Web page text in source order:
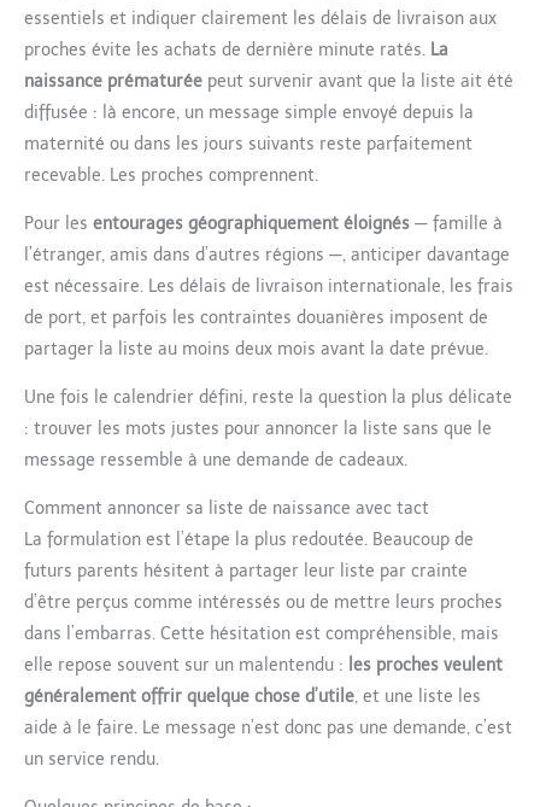
essentiels et indiquer clairement les délais de livraison aux
proches évite les achats de dernière minute ratés. La
naissance prématurée peut survenir avant que la liste ait été
diffusée : là encore, un message simple envoyé depuis la
maternité ou dans les jours suivants reste parfaitement
recevable. Les proches comprennent.
Pour les entourages géographiquement éloignés — famille à
l’étranger, amis dans d’autres régions —, anticiper davantage
est nécessaire. Les délais de livraison internationale, les frais
de port, et parfois les contraintes douanières imposent de
partager la liste au moins deux mois avant la date prévue.
Une fois le calendrier défini, reste la question la plus délicate
: trouver les mots justes pour annoncer la liste sans que le
message ressemble à une demande de cadeaux.
Comment annoncer sa liste de naissance avec tact
La formulation est l’étape la plus redoutée. Beaucoup de
futurs parents hésitent à partager leur liste par crainte
d’être perçus comme intéressés ou de mettre leurs proches
dans l’embarras. Cette hésitation est compréhensible, mais
elle repose souvent sur un malentendu : les proches veulent
généralement offrir quelque chose d’utile, et une liste les
aide à le faire. Le message n’est donc pas une demande, c’est
un service rendu.